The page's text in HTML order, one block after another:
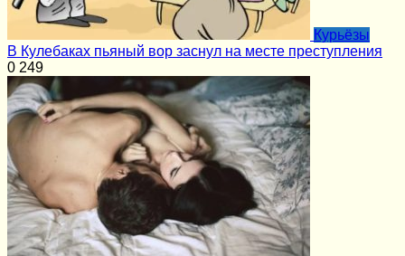
Курьёзы
В Кулебаках пьяный вор заснул на месте преступления
0 249